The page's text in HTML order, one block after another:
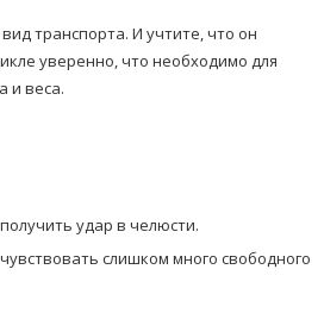
транспорта. И учтите, что он
уверенно, что необходимо для
и веса.
удар в челюсти.
слишком много свободного